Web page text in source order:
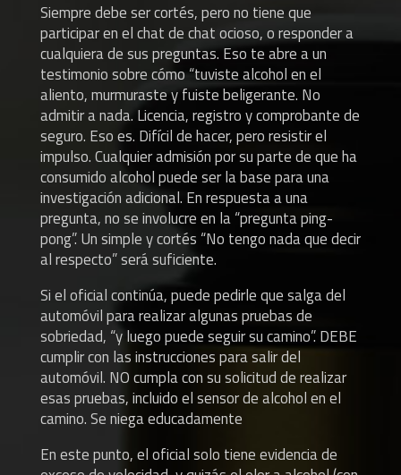
Siempre debe ser cortés, pero no tiene que
participar en el chat de chat ocioso, o responder a
cualquiera de sus preguntas. Eso te abre a un
testimonio sobre cómo “tuviste alcohol en el
aliento, murmuraste y fuiste beligerante. No
admitir a nada. Licencia, registro y comprobante de
seguro. Eso es. Difícil de hacer, pero resistir el
impulso. Cualquier admisión por su parte de que ha
consumido alcohol puede ser la base para una
investigación adicional. En respuesta a una
pregunta, no se involucre en la “pregunta ping-
pong”. Un simple y cortés “No tengo nada que decir
al respecto” será suficiente.
Si el oficial continúa, puede pedirle que salga del
automóvil para realizar algunas pruebas de
sobriedad, “y luego puede seguir su camino”. DEBE
cumplir con las instrucciones para salir del
automóvil. NO cumpla con su solicitud de realizar
esas pruebas, incluido el sensor de alcohol en el
camino. Se niega educadamente
En este punto, el oficial solo tiene evidencia de